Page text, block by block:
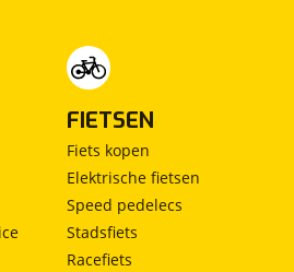
FIETSEN
Fiets kopen
Elektrische fietsen
Speed pedelecs
Stadsfiets
Racefiets